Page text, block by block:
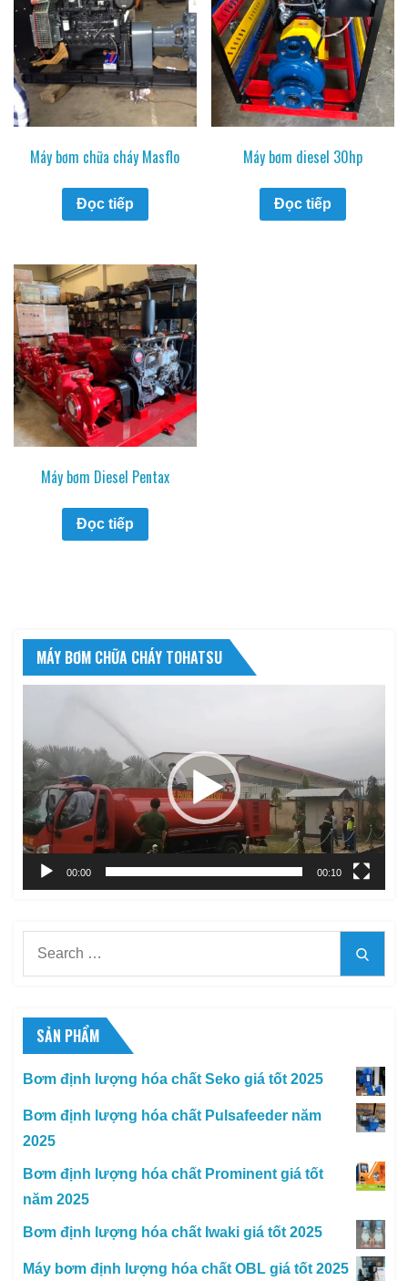
Máy bơm chữa cháy Masflo
Đọc tiếp
Máy bơm diesel 30hp
Đọc tiếp
Máy bơm Diesel Pentax
Đọc tiếp
MÁY BƠM CHỮA CHÁY TOHATSU
Video
00:00 00:10
SẢN PHẨM
Bơm định lượng hóa chất Seko giá tốt 2025
Bơm định lượng hóa chất Pulsafeeder năm
2025
Bơm định lượng hóa chất Prominent giá tốt
năm 2025
Bơm định lượng hóa chất Iwaki giá tốt 2025
Máy bơm định lượng hóa chất OBL giá tốt 2025